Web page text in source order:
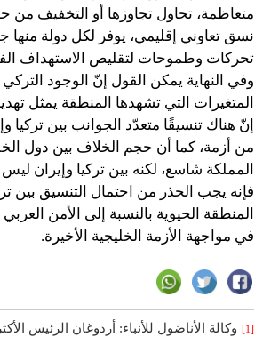
متعاظمة، تحاول تجاوزها أو التخفيف من
نسق تعاوني إقليمي، يوفر لكل دولة منها
تحركات وطموحات لتقليص الاستهداف
وفي النهاية يمكن القول إنّ الوجود
المتغيرات التي تشهدها المنطقة يمثل
إنّ هناك تنسيقًا متعدّد الجوانب بين تركيا
من أزمة، كما أن حجم الخلاف بين دول
المملكة شاسع، لكنه بين تركيا وإيران
فإنه يجب الحذر من احتمال التنسيق بين
المنطقة الحيوية بالنسبة إلى الأمن
في مواجهة الأزمة الخليجية الأخيرة.
[1]
وكالة الأناضول للأنباء: أردوغان الرئيس